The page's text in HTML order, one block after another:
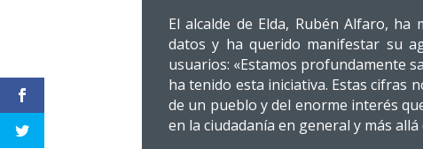
El alcalde de Elda, Rubén Alfaro,
datos y ha querido manifestar su
usuarios: «Estamos profundamente
ha tenido esta iniciativa. Estas cifras
de un pueblo y del enorme interés
en la ciudadanía en general y más